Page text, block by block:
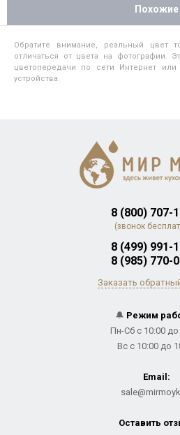
Похожие
Обратите внимание, реальный цвет
отличаться от цвета на фотографии.
цветопередачи по сети Интернет или
устройства.
8 (800) 707-
(звонок
8 (499) 991-
8 (985) 770-
Заказать
🔔 Режим
Пн-Сб с 10:00 до
Вс с 10:00 до
Email:
Оставить